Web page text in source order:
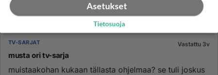
TV-SARJAT Vastattu 3v
musta ori tv-sarja
muistaakohan kukaan tällasta ohjelmaa? se tuli joskus
Asetukset
Tietosuoja